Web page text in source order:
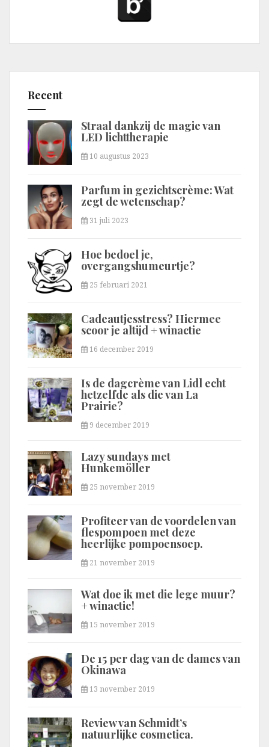
Recent
Straal dankzij de magie van
LED lichttherapie
10 augustus 2023
Parfum in gezichtscrème: Wat
zegt de wetenschap?
31 juli 2023
Hoe bedoel je,
overgangshumeurtje?
25 februari 2021
Cadeautjesstress? Hiermee
scoor je altijd + winactie
16 december 2019
Is de dagcrème van Lidl echt
hetzelfde als die van La
Prairie?
9 december 2019
Lazy sundays met
Hunkemöller
25 november 2019
Profiteer van de voordelen van
flespompoen met deze
heerlijke pompoensoep.
21 november 2019
Wat doe ik met die lege muur?
+ winactie!
15 november 2019
De 15 per dag van de dames van
Okinawa
13 november 2019
Review van Schmidt’s
natuurlijke cosmetica.